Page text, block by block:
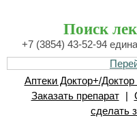
Поиск
+7 (3854) 43-52-94
Аптеки Доктор+/
Заказать препарат
|
сделать